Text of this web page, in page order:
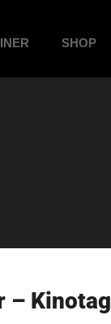
SHOP
– Kinotag